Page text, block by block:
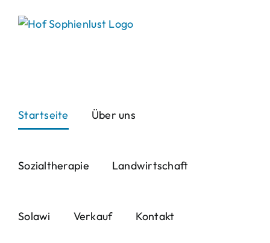
Startseite Über uns
Sozialtherapie Landwirtschaft
Solawi Verkauf Kontakt